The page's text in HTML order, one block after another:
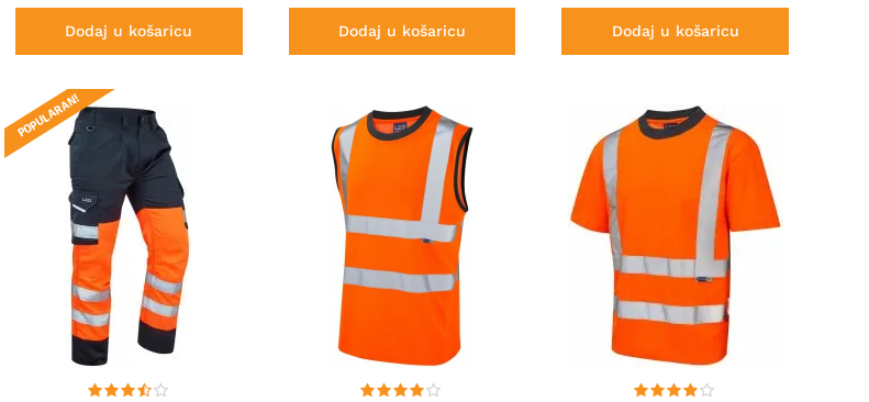
Dodaj u košaricu Dodaj u košaricu Dodaj u košaricu
POPULARAN!